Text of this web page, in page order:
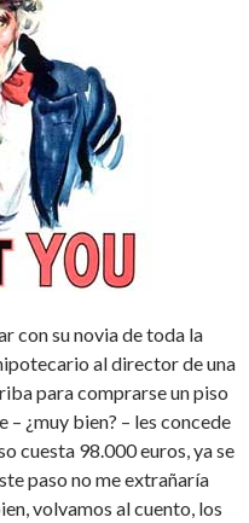
con su novia de toda la
al director de una
para comprarse un piso
¿muy bien? – les concede
cuesta 98.000 euros, ya se
paso no me extrañaría
volvamos al cuento, los